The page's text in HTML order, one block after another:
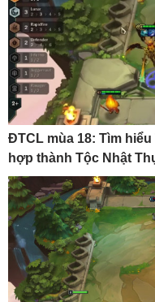
ĐTCL mùa 18: Tìm
hợp thành Tộc Nhật